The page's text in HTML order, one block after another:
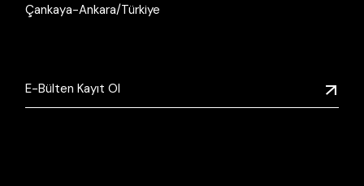
Çankaya-Ankara/Türkiye